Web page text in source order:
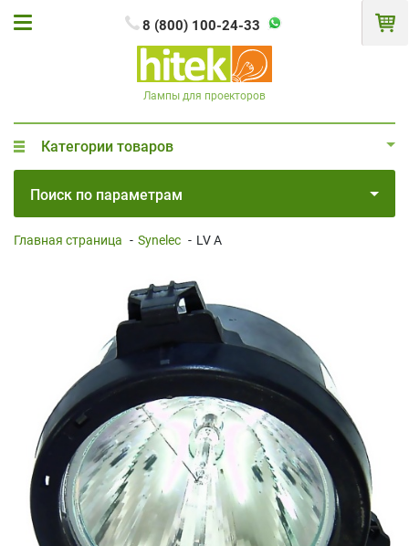
8 (800) 100-24-33
Лампы для проекторов
Категории товаров
Поиск по параметрам
Главная страница - Synelec - LV A